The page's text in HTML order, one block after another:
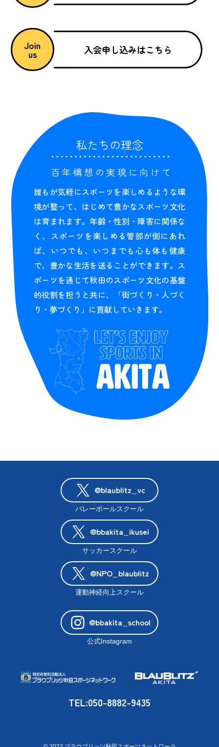
Join
us 入会申し込みはこちら
私たちの理念
百年構想の実現に向けて
誰もが気軽にスポーツを楽しめるような環
境が整って、はじめて豊かなスポーツ文化
は育まれます。年齢・性別・障害に関係な
く、スポーツを楽しめる管部が側にあれ
ば、いつでも、いつまでも心も体も健康
で、豊かな生活を送ることができます。ス
ポーツを通じて秋田のスポーツ文化の基盤
的役割を担うと共に、「街づくり・人づく
り・夢づくり」に貢献していきます。
@blaublitz_vc
バレーボールスクール
@bbakita_ikusei
サッカースクール
@NPO_blaublitz
運動神経向上スクール
@bbakita_school
公式Instagram
TEL:050-8882-9435